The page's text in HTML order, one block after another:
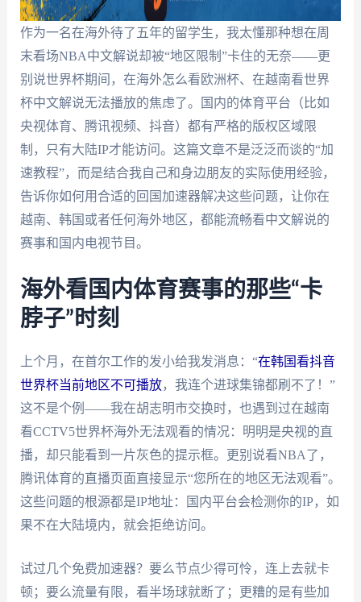
作为一名在海外待了五年的留学生，我太懂那种想在周
末看场NBA中文解说却被“地区限制”卡住的无奈——更
别说世界杯期间，在海外怎么看欧洲杯、在越南看世界
杯中文解说无法播放的焦虑了。国内的体育平台（比如
央视体育、腾讯视频、抖音）都有严格的版权区域限
制，只有大陆IP才能访问。这篇文章不是泛泛而谈的“加
速教程”，而是结合我自己和身边朋友的实际使用经验，
告诉你如何用合适的回国加速器解决这些问题，让你在
越南、韩国或者任何海外地区，都能流畅看中文解说的
赛事和国内电视节目。
海外看国内体育赛事的那些“卡
脖子”时刻
上个月，在首尔工作的发小给我发消息：“在韩国看抖音
世界杯当前地区不可播放，我连个进球集锦都刷不了！”
这不是个例——我在胡志明市交换时，也遇到过在越南
看CCTV5世界杯海外无法观看的情况：明明是央视的直
播，却只能看到一片灰色的提示框。更别说看NBA了，
腾讯体育的直播页面直接显示“您所在的地区无法观看”。
这些问题的根源都是IP地址：国内平台会检测你的IP，如
果不在大陆境内，就会拒绝访问。
试过几个免费加速器？要么节点少得可怜，连上去就卡
顿；要么流量有限，看半场球就断了；更糟的是有些加